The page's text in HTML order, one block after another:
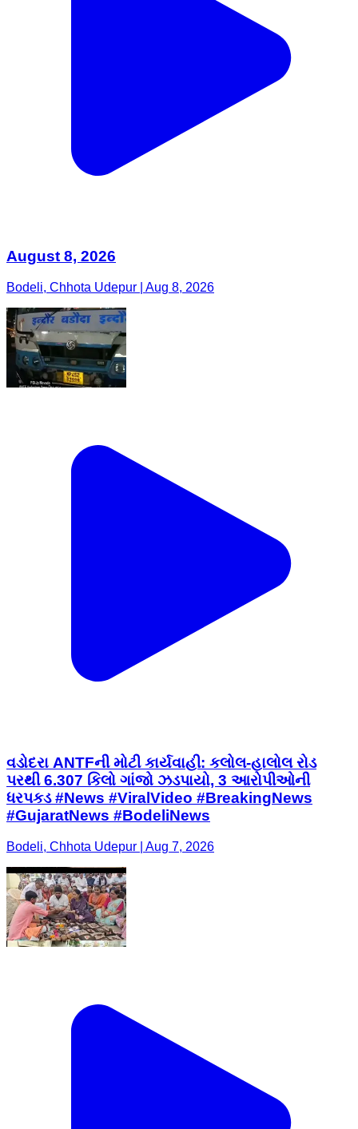
August 8, 2026
Bodeli, Chhota Udepur | Aug 8, 2026
વડોદરા ANTFની મોટી કાર્યવાહી: કલોલ-હાલોલ રોડ
પરથી 6.307 કિલો ગાંજો ઝડપાયો, 3 આરોપીઓની
ધરપકડ #News #ViralVideo #BreakingNews
#GujaratNews #BodeliNews
Bodeli, Chhota Udepur | Aug 7, 2026